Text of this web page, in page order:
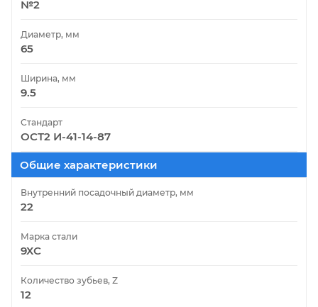
№2
Диаметр, мм
65
Ширина, мм
9.5
Стандарт
ОСТ2 И-41-14-87
Общие характеристики
Внутренний посадочный диаметр, мм
22
Марка стали
9ХС
Количество зубьев, Z
12